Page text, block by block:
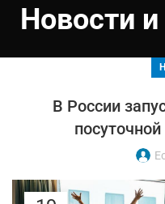
Новости
В России